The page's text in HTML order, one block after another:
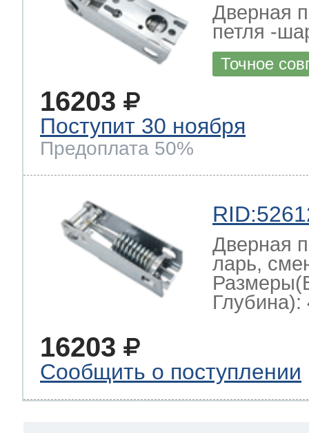
Дверная
петля -
Точное
16203
Поступит 30 ноября
Предоплата 50%
Дверная
ларь,
Глубина):
16203
Сообщить о поступлении